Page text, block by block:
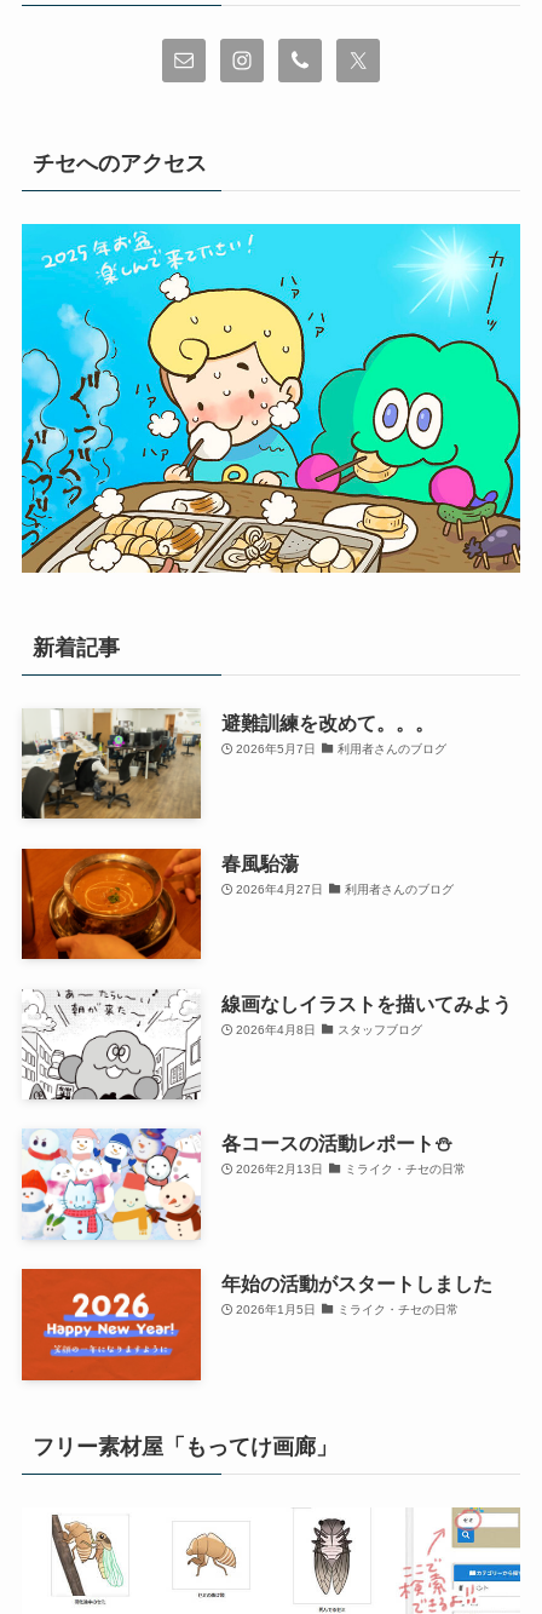
チセへのアクセス
新着記事
避難訓練を改めて。。。
2026年5月7日 利用者さんのブログ
春風駘蕩
2026年4月27日 利用者さんのブログ
線画なしイラストを描いてみよう
2026年4月8日 スタッフブログ
各コースの活動レポート⛄
2026年2月13日 ミライク・チセの日常
年始の活動がスタートしました
2026年1月5日 ミライク・チセの日常
フリー素材屋「もってけ画廊」